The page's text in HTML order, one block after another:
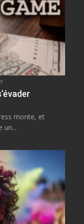
monte, et
un...